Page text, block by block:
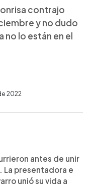
contrajo
y no dudo
no lo están en el
2022
antes de unir
La presentadora e
unió su vida a